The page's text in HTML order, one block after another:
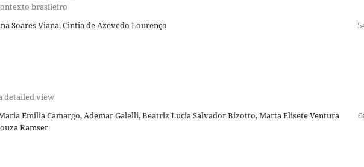
brasileiro
Soares Viana, Cintia de Azevedo Lourenço
detailed view
Emilia Camargo, Ademar Galelli, Beatriz Lucia Salvador Bizotto, Marta Elisete Ventura
Ramser